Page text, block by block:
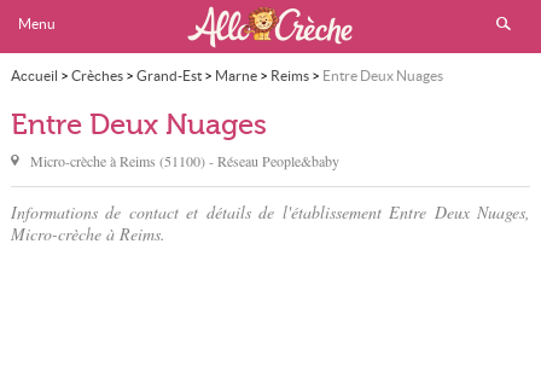
Menu
Accueil > Crèches> Grand-Est> Marne> Reims> Entre Deux Nuages
Entre Deux Nuages
Micro-crèche àReims (51100) - Réseau People&baby
Informations de contact et détails de l'établissement Entre Deux Nuages,
Micro-crèche à Reims.